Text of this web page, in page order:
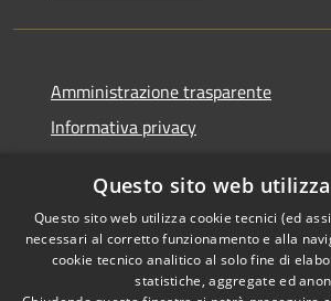
Amministrazione trasparente
Informativa privacy
Dichiarazione di accessibilità
Questo sito web
Questo sito web utilizza cookie tecnici (ed
necessari al corretto funzionamento e alla
cookie tecnico analitico al solo fine di
statistiche, aggregate ed